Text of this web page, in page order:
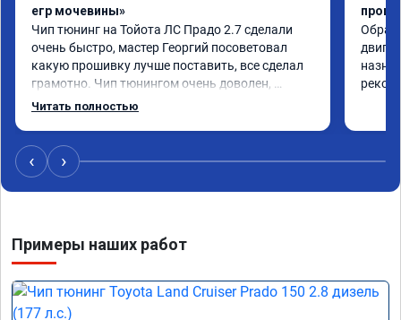
егр мочевины»
Чип тюнинг на Тойота ЛС Прадо 2.7 сделали
очень быстро, мастер Георгий посоветовал
какую прошивку лучше поставить, все сделал
грамотно. Чип тюнингом очень доволен,
машина ожила немного, отзыв на педаль газа
провалы. Расход топлива остался таким же, но
динамика улучшилась. Советую этот сервис
всем. Спасибо!!!
Читать полностью
‹ ›
Примеры наших работ